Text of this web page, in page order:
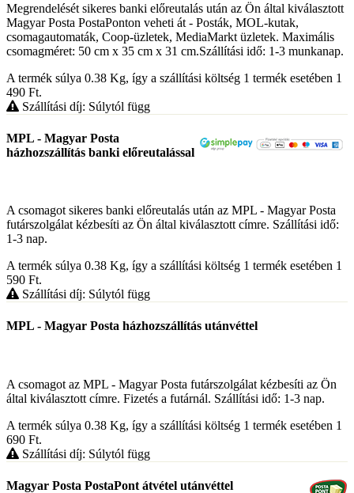
Megrendelését sikeres banki előreutalás után az Ön által kiválasztott
Magyar Posta PostaPonton veheti át - Posták, MOL-kutak,
csomagautomaták, Coop-üzletek, MediaMarkt üzletek. Maximális
csomagméret: 50 cm x 35 cm x 31 cm.Szállítási idő: 1-3 munkanap.
A termék súlya 0.38 Kg, így a szállítási költség 1 termék esetében 1
490 Ft.
Szállítási díj: Súlytól függ
MPL - Magyar Posta
házhozszállítás banki előreutalással
A csomagot sikeres banki előreutalás után az MPL - Magyar Posta
futárszolgálat kézbesíti az Ön által kiválasztott címre. Szállítási idő:
1-3 nap.
A termék súlya 0.38 Kg, így a szállítási költség 1 termék esetében 1
590 Ft.
Szállítási díj: Súlytól függ
MPL - Magyar Posta házhozszállítás utánvéttel
A csomagot az MPL - Magyar Posta futárszolgálat kézbesíti az Ön
által kiválasztott címre. Fizetés a futárnál. Szállítási idő: 1-3 nap.
A termék súlya 0.38 Kg, így a szállítási költség 1 termék esetében 1
690 Ft.
Szállítási díj: Súlytól függ
Magyar Posta PostaPont átvétel utánvéttel